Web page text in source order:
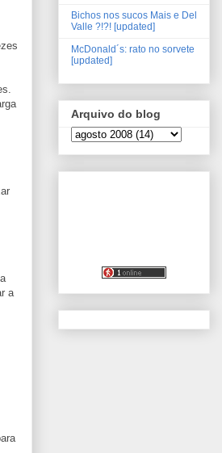
a
Bichos nos sucos Mais e Del
Valle ?!?! [updated]
McDonald´s: rato no sorvete
[updated]
Arquivo do blog